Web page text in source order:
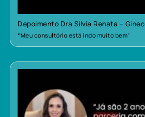
Depoimento Dra Sílvia Renata –
“Meu consultório está indo muito bem”